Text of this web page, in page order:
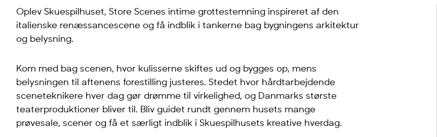
Oplev Skuespilhuset, Store Scenes intime grottestemning inspireret af den
italienske renæssancescene og få indblik i tankerne bag bygningens arkitektur
og belysning.
Kom med bag scenen, hvor kulisserne skiftes ud og bygges op, mens
belysningen til aftenens forestilling justeres. Stedet hvor hårdtarbejdende
sceneteknikere hver dag gør drømme til virkelighed, og Danmarks største
teaterproduktioner bliver til. Bliv guidet rundt gennem husets mange
prøvesale, scener og få et særligt indblik i Skuespilhusets kreative hverdag.